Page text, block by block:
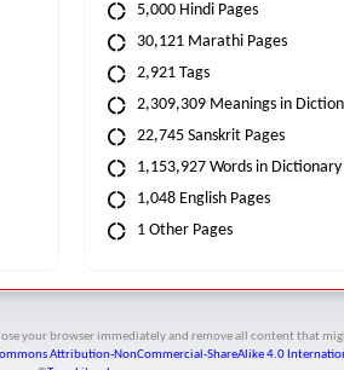
5,000 Hindi Pages
30,121 Marathi Pages
2,921 Tags
2,309,309 Meanings in
22,745 Sanskrit Pages
1,153,927 Words in Dictionary
1,048 English Pages
1 Other Pages
your browser immediately and remove all content that
Attribution-NonCommercial-ShareAlike 4.0